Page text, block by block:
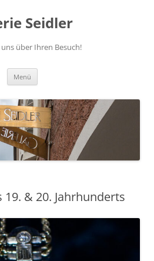
Seidler
über Ihren Besuch!
Menü
& 20. Jahrhunderts